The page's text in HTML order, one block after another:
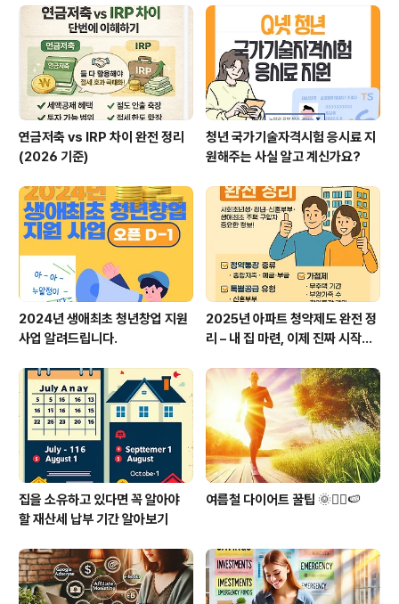
부담이 크게 줄어듭니다.상환 조건 완화상환 기간이 기존
최대 20년에서 30년으로 연장되었습니다. 월 상환 금액이
줄어들어 재정적 부담이 줄어듭니다.자격 요건 완화자격
요건이 결혼 5년 이내에서 ..
연금저축 vs IRP 차이 완전 정리
(2026 기준)
청년 국가기술자격시험 응시료 지
원해주는 사실 알고 계신가요?
2024년 생애최초 청년창업 지원
사업 알려드립니다.
2025년 아파트 청약제도 완전 정
리 – 내 집 마련, 이제 진짜 시작할
집을 소유하고 있다면 꼭 알아야
할 재산세 납부 기간 알아보기
여름철 다이어트 꿀팁 🌞🏃‍♀️🍉